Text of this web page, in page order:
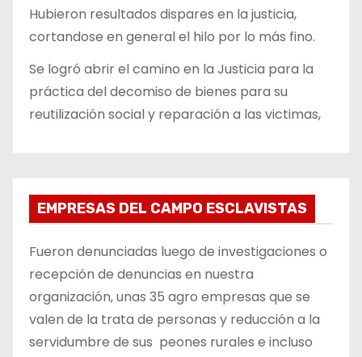
Hubieron resultados dispares en la justicia,
cortandose en general el hilo por lo más fino.
Se logró abrir el camino en la Justicia para la
práctica del decomiso de bienes para su
reutilización social y reparación a las victimas,
EMPRESAS DEL CAMPO ESCLAVISTAS
Fueron denunciadas luego de investigaciones o
recepción de denuncias en nuestra
organización, unas 35 agro empresas que se
valen de la trata de personas y reducción a la
servidumbre de sus peones rurales e incluso